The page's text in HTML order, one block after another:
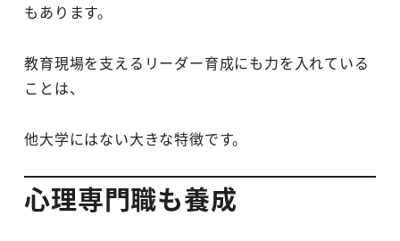
もあります。
教育現場を支えるリーダー育成にも力を入れている
ことは、
他大学にはない大きな特徴です。
心理専門職も養成